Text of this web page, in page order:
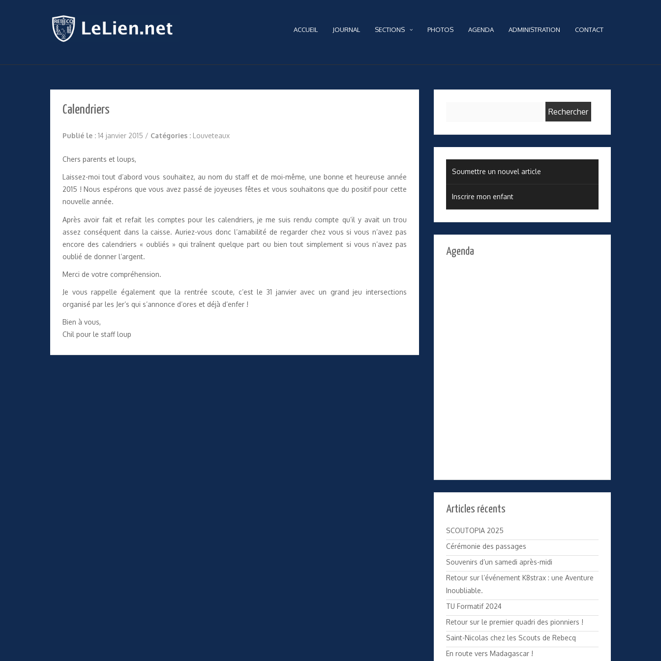
ACCUEIL JOURNAL SECTIONS PHOTOS AGENDA ADMINISTRATION CONTACT
Calendriers
Publié le : 14 janvier 2015 / Catégories : Louveteaux
Chers parents et loups,
Laissez-moi tout d’abord vous souhaitez, au nom du staff et de moi-même, une bonne et heureuse année
2015 ! Nous espérons que vous avez passé de joyeuses fêtes et vous souhaitons que du positif pour cette
nouvelle année.
Après avoir fait et refait les comptes pour les calendriers, je me suis rendu compte qu’il y avait un trou
assez conséquent dans la caisse. Auriez-vous donc l’amabilité de regarder chez vous si vous n’avez pas
encore des calendriers « oubliés » qui traînent quelque part ou bien tout simplement si vous n’avez pas
oublié de donner l’argent.
Merci de votre compréhension.
Je vous rappelle également que la rentrée scoute, c’est le 31 janvier avec un grand jeu intersections
organisé par les Jer’s qui s’annonce d’ores et déjà d’enfer !
Bien à vous,
Chil pour le staff loup
Soumettre un nouvel article
Inscrire mon enfant
Agenda
Articles récents
SCOUTOPIA 2025
Cérémonie des passages
Souvenirs d’un samedi après-midi
Retour sur l’événement K8strax : une Aventure
Inoubliable.
TU Formatif 2024
Retour sur le premier quadri des pionniers !
Saint-Nicolas chez les Scouts de Rebecq
En route vers Madagascar !